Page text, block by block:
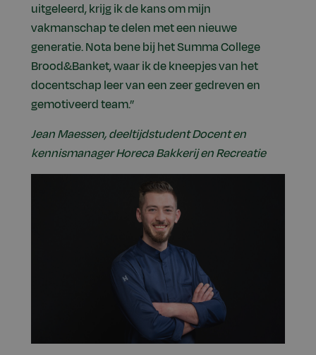
uitgeleerd, krijg ik de kans om mijn
vakmanschap te delen met een nieuwe
generatie. Nota bene bij het Summa College
Brood&Banket, waar ik de kneepjes van het
docentschap leer van een zeer gedreven en
gemotiveerd team.”
Jean Maessen, deeltijdstudent Docent en
kennismanager Horeca Bakkerij en Recreatie